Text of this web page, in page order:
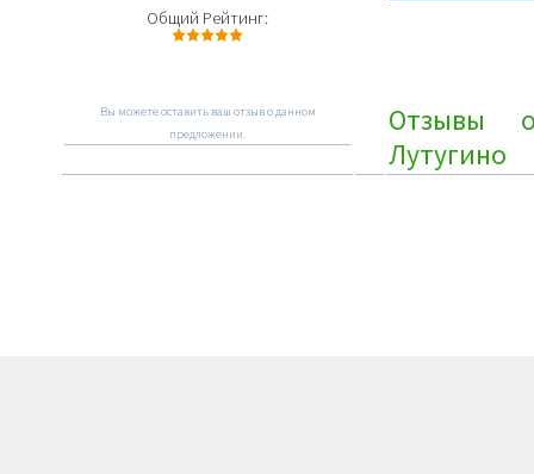
Общий Рейтинг:
Вы можете оставить ваш отзыв о данном
предложении.
Отзывы
Лутугино